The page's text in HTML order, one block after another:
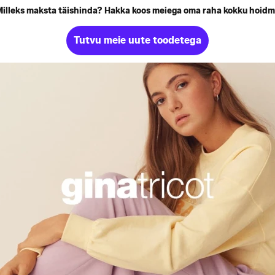
maksta täishinda? Hakka koos meiega oma raha kokku
Tutvu meie uute toodetega